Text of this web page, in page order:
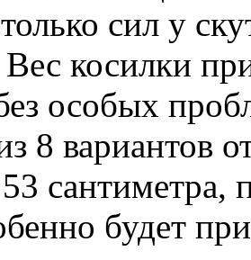
сил у
косилки
особых
8 вариантов
сантиметра,
будет